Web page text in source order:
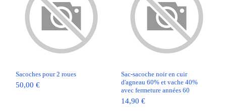
Sacoches pour 2 roues
50,00 €
Sac-sacoche noir en cuir
d'agneau 60% et vache 40%
avec fermeture années 60
14,90 €